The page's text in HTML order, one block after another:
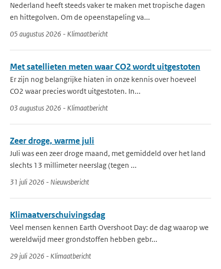
Nederland heeft steeds vaker te maken met tropische dagen
en hittegolven. Om de opeenstapeling va...
05 augustus 2026 - Klimaatbericht
Met satellieten meten waar CO2 wordt uitgestoten
Er zijn nog belangrijke hiaten in onze kennis over hoeveel
CO2 waar precies wordt uitgestoten. In...
03 augustus 2026 - Klimaatbericht
Zeer droge, warme juli
Juli was een zeer droge maand, met gemiddeld over het land
slechts 13 millimeter neerslag (tegen ...
31 juli 2026 - Nieuwsbericht
Klimaatverschuivingsdag
Veel mensen kennen Earth Overshoot Day: de dag waarop we
wereldwijd meer grondstoffen hebben gebr...
29 juli 2026 - Klimaatbericht